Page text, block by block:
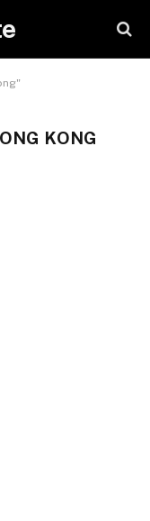
KONG